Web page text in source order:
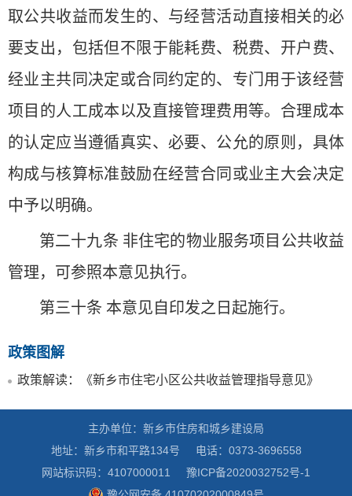
取公共收益而发生的、与经营活动直接相关的必
要支出，包括但不限于能耗费、税费、开户费、
经业主共同决定或合同约定的、专门用于该经营
项目的人工成本以及直接管理费用等。合理成本
的认定应当遵循真实、必要、公允的原则，具体
构成与核算标准鼓励在经营合同或业主大会决定
中予以明确。
第二十九条 非住宅的物业服务项目公共收益
管理，可参照本意见执行。
第三十条 本意见自印发之日起施行。
政策图解
政策解读：《新乡市住宅小区公共收益管理指导意见》
主办单位：新乡市住房和城乡建设局
地址：新乡市和平路134号
电话：0373-3696558
网站标识码：4107000011
豫ICP备2020032752号-1